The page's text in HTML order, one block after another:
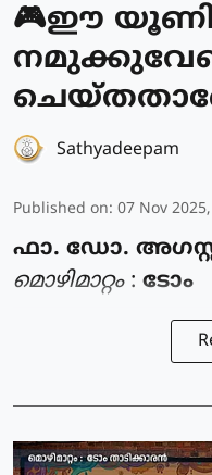
🎮ഈ
Sathyadeepam
Published on: 07 Nov
ഫാ. ഡോ.
മൊഴിമാറ്റം: ടോം